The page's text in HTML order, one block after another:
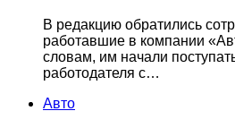
В редакцию обратились
работавшие в компании
словам, им начали
работодателя с…
Авто